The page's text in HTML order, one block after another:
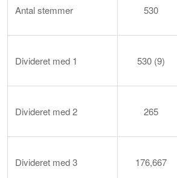
Antal stemmer 530
Divideret med 1 530 (9)
Divideret med 2 265
Divideret med 3 176,667